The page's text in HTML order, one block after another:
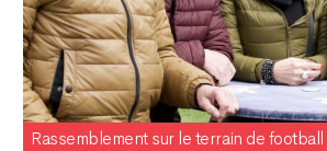
Rassemblement sur le terrain de